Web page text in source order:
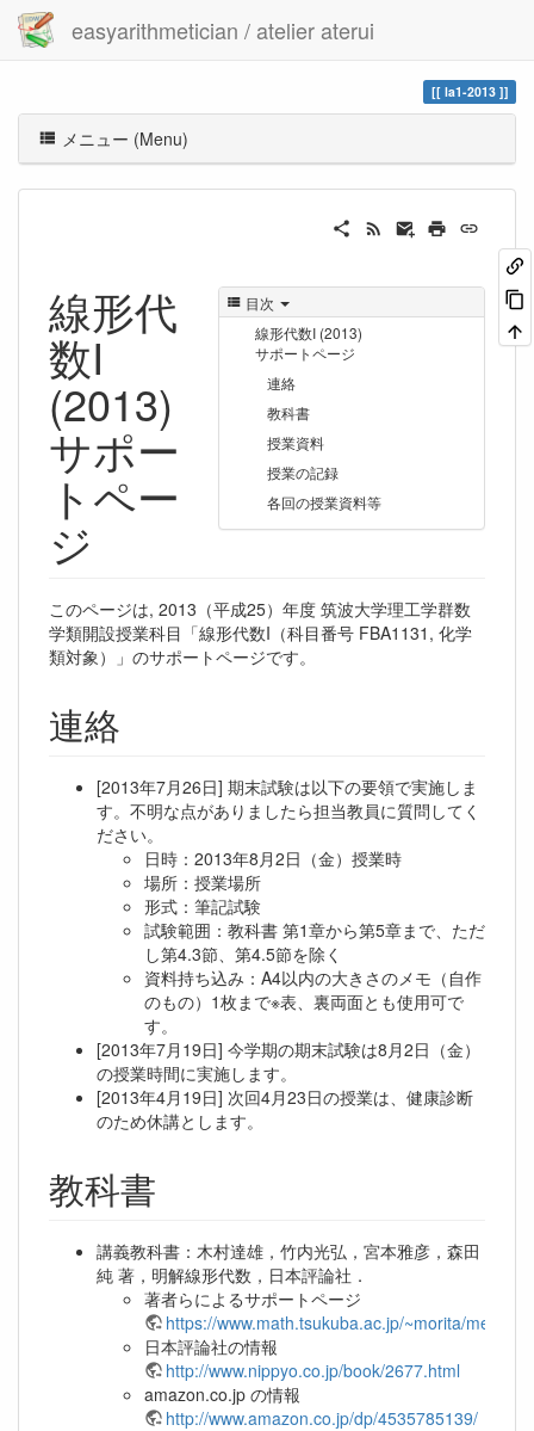
easyarithmetician / atelier aterui
la1-2013
メニュー (Menu)
目次
線形代数I (2013)
サポートページ
連絡
教科書
授業資料
授業の記録
各回の授業資料等
線形代
数I
(2013)
サポー
トペー
ジ
このページは, 2013（平成25）年度 筑波大学理工学群数
学類開設授業科目「線形代数I（科目番号 FBA1131, 化学
類対象）」のサポートページです。
連絡
[2013年7月26日] 期末試験は以下の要領で実施しま
す。不明な点がありましたら担当教員に質問してく
ださい。
日時：2013年8月2日（金）授業時
場所：授業場所
形式：筆記試験
試験範囲：教科書 第1章から第5章まで、ただ
し第4.3節、第4.5節を除く
資料持ち込み：A4以内の大きさのメモ（自作
のもの）1枚まで※表、裏両面とも使用可で
す。
[2013年7月19日] 今学期の期末試験は8月2日（金）
の授業時間に実施します。
[2013年4月19日] 次回4月23日の授業は、健康診断
のため休講とします。
教科書
講義教科書：木村達雄，竹内光弘，宮本雅彦，森田
純 著，明解線形代数，日本評論社．
著者らによるサポートページ
https://www.math.tsukuba.ac.jp/~morita/
日本評論社の情報
http://www.nippyo.co.jp/book/2677.html
amazon.co.jp の情報
http://www.amazon.co.jp/dp/4535785139/